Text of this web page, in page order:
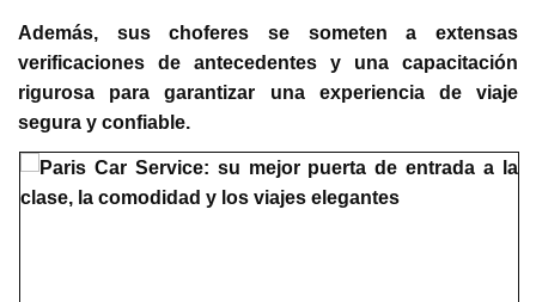
Además, sus choferes se someten a extensas
verificaciones de antecedentes y una capacitación
rigurosa para garantizar una experiencia de viaje
segura y confiable.